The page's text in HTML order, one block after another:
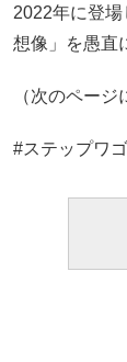
2022年に登
想像」を愚直
（次のページ
#ステップワ